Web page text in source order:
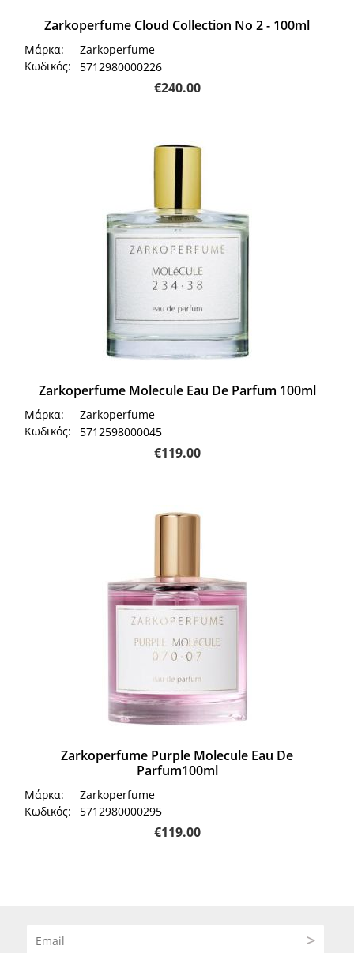
Zarkoperfume Cloud Collection Νο 2 - 100ml
Μάρκα:
Zarkoperfume
Κωδικός:
5712980000226
€240.00
Zarkoperfume Molecule Eau De Parfum 100ml
Μάρκα:
Zarkoperfume
Κωδικός:
5712598000045
€119.00
Zarkoperfume Purple Molecule Eau De
Parfum100ml
Μάρκα:
Zarkoperfume
Κωδικός:
5712980000295
€119.00
>